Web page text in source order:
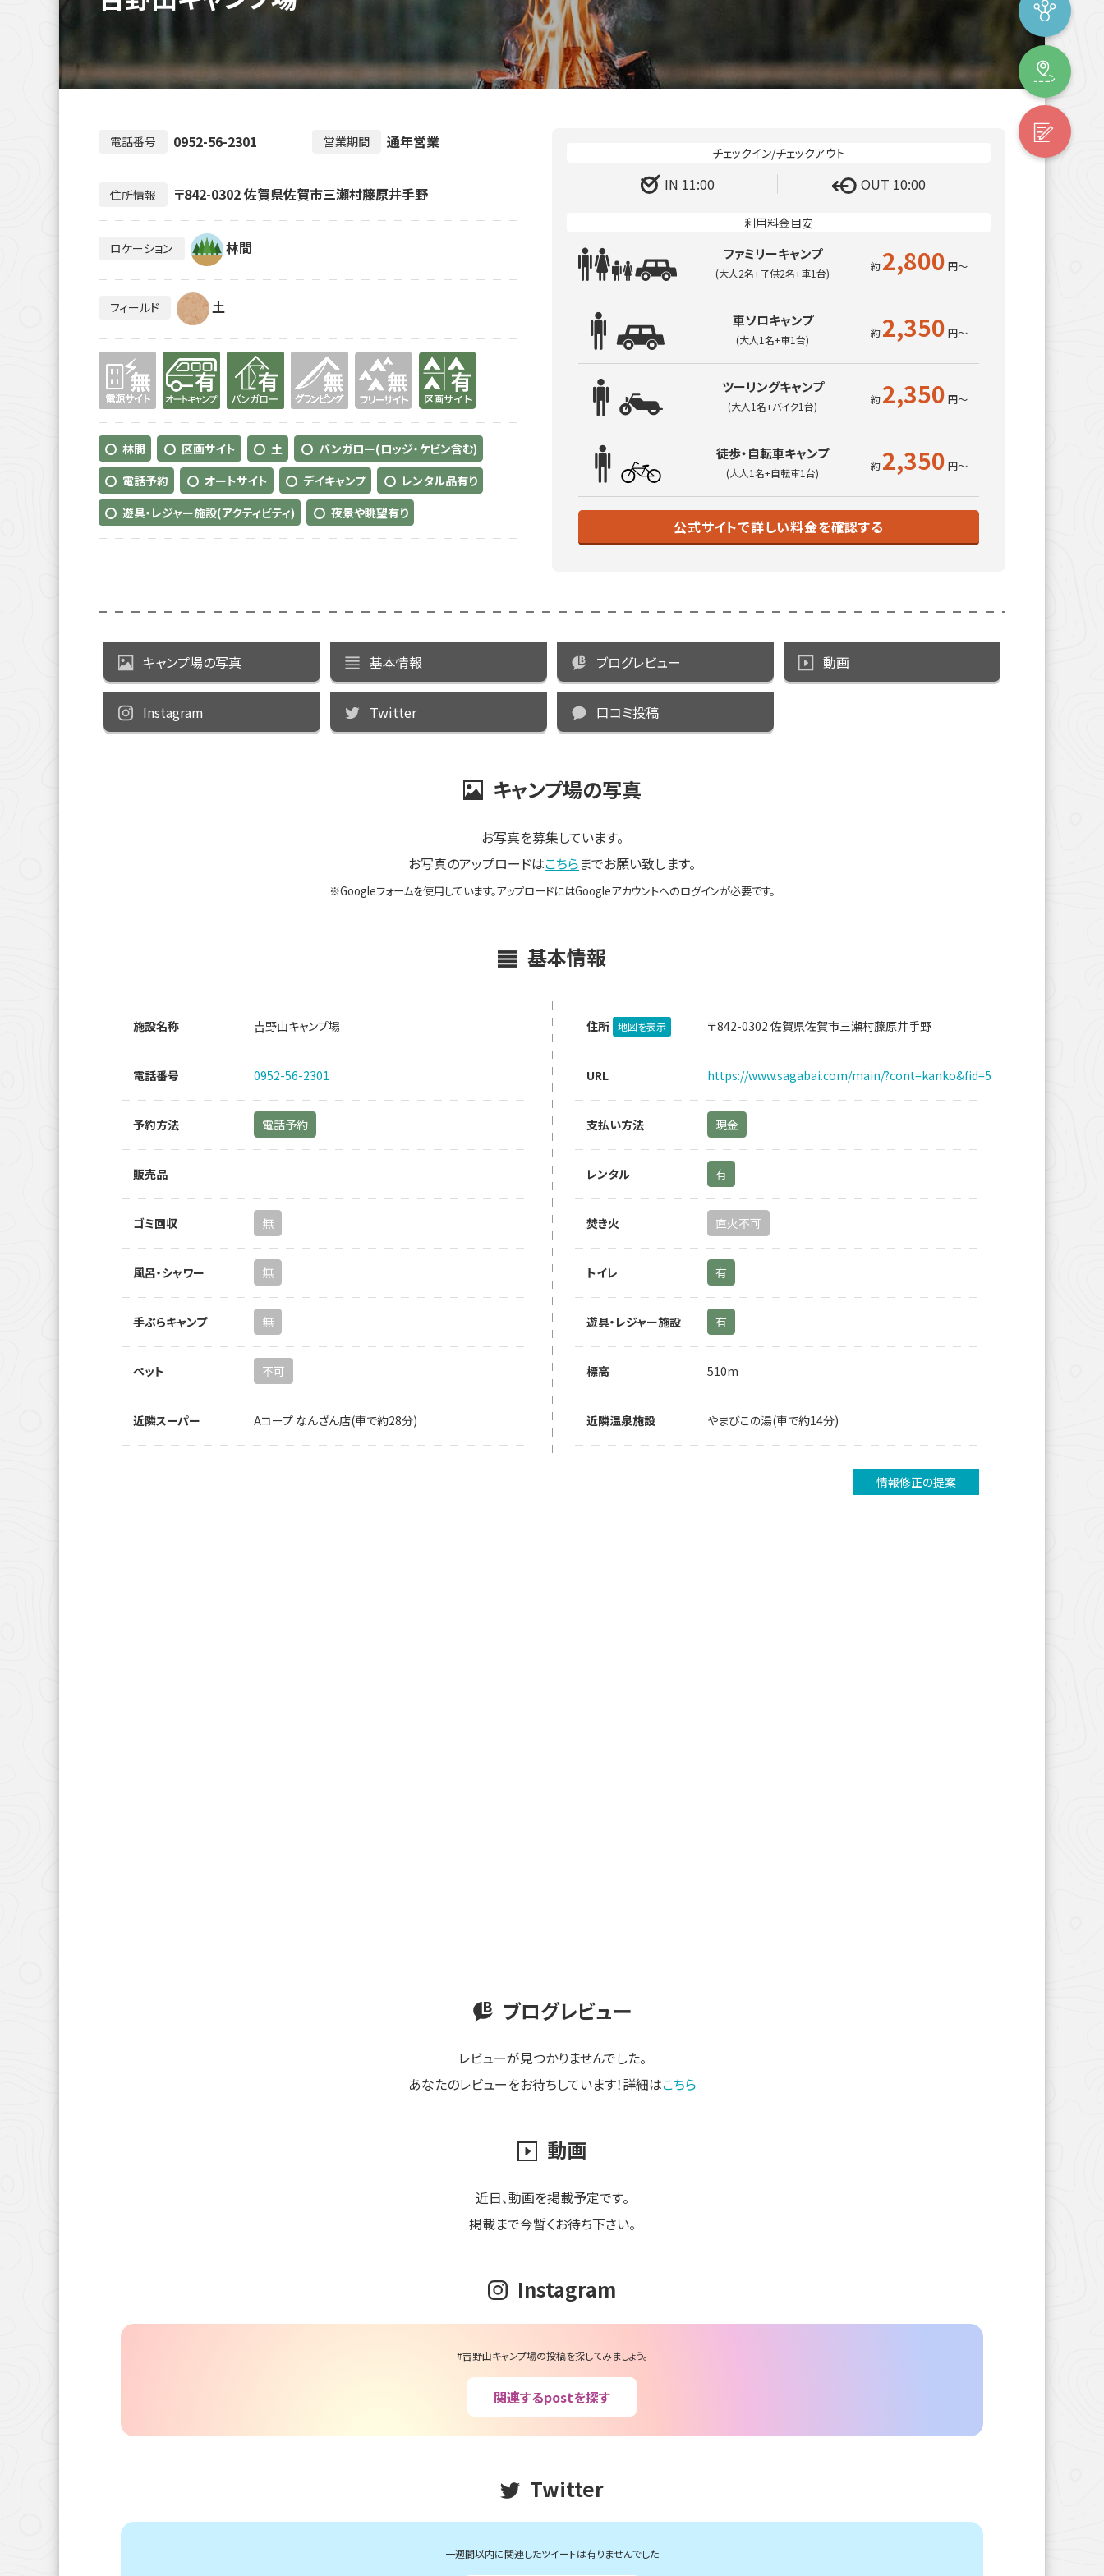
電話番号 0952-56-2301 営業期間 通年営業
住所情報 〒842-0302 佐賀県佐賀市三瀬村藤原井手野
ロケーション 林間
フィールド 土
無 有り 有り 有り
林間 区画サイト 土
バンガロー(ロッジ・ケビン含む)
電話予約
オートサイト デイキャンプ
レンタル品有り
遊具・レジャー施設(アクティビティ)
夜景や眺望有り
IN 11:00 OUT 10:00
ファミリーキャンプ
(大人2名+子供2名+車1台) 2,800
車ソロキャンプ
(大人1名+車1台) 2,350
ツーリングキャンプ
(大人1名+バイク1台) 2,350
徒歩・自転車キャンプ
(大人1名+自転車1台) 2,350
公式サイトで詳しい料金を確認する
キャンプ場の写真 基本情報 ブログレビュー 動画
Instagram Twitter 口コミ投稿
キャンプ場の写真
お写真を募集しています。
お写真のアップロードはこちらまでお願い致します。
※Googleフォームを使用しています。アップロードにはGoogleアカウントへのログインが必要です。
基本情報
施設名称 吉野山キャンプ場 住所 地図を表示 〒842-0302 佐賀県佐賀市三瀬村藤原井手野
電話番号 0952-56-2301 URL https://www.sagabai.com/main/?cont=kanko&fid=5
予約方法 電話予約 支払い方法 現金
販売品 レンタル 有
ゴミ回収 無 焚き火 直火不可
風呂・シャワー 無 トイレ 有
手ぶらキャンプ 無 遊具・レジャー施設 有
ペット 不可 標高 510m
近隣スーパー Aコープ なんざん店(車で約28分) 近隣温泉施設 やまびこの湯(車で約14分)
情報修正の提案
ブログレビュー
レビューが見つかりませんでした。
あなたのレビューをお待ちしています！詳細はこちら
動画
近日､動画を掲載予定です。
掲載まで今暫くお待ち下さい。
Instagram
#吉野山キャンプ場の投稿を探してみましょう。
関連するpostを探す
Twitter
一週間以内に関連したツイートは有りませんでした